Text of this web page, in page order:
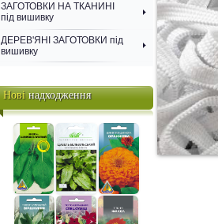
ЗАГОТОВКИ НА ТКАНИНІ
під вишивку
ДЕРЕВ'ЯНІ ЗАГОТОВКИ під
вишивку
НИТКАМИ
АЛМАЗНА ВИШИВКА
КАМЕНЯМИ / СТРАЗАМИ
КАРТИНИ по НОМЕРАХ /
ПАПЕРТОЛЬ
Вишивання та шиття
В'язання
Біжу / Фурнітура
Новінадходження